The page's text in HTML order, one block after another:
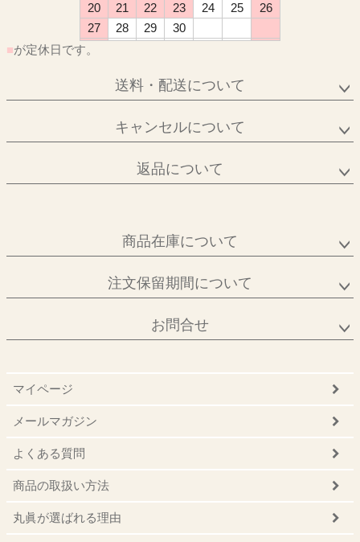
20
21 22 23 24 25
26
27
28 29
30
■が定休日です。
送料・配送について
キャンセルについて
返品について
商品在庫について
注文保留期間について
お問合せ
マイページ
メールマガジン
よくある質問
商品の取扱い方法
丸眞が選ばれる理由